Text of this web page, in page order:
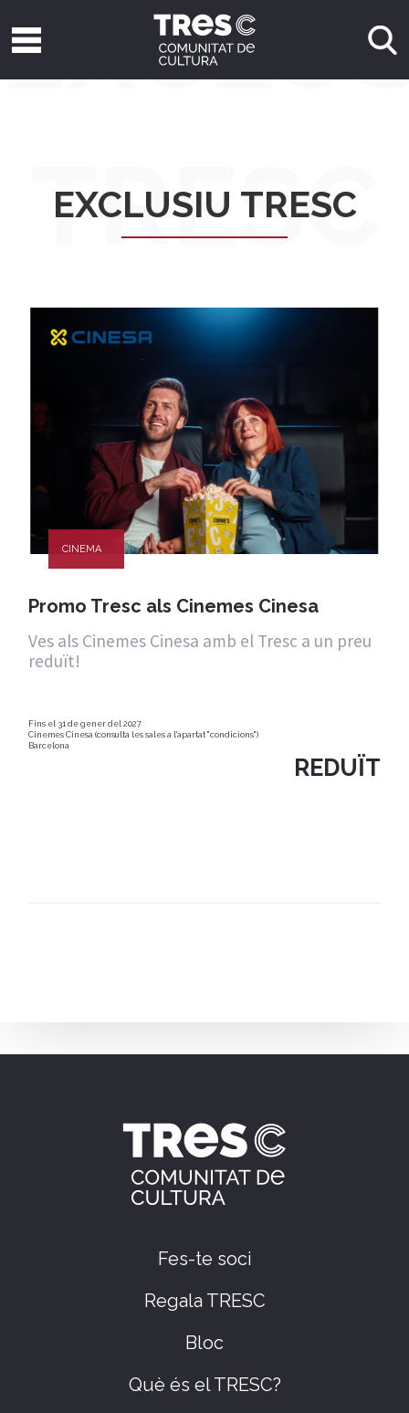
TRESC
EXCLUSIU TRESC
CINEMA
Promo Tresc als Cinemes Cinesa
Ves als Cinemes Cinesa amb el Tresc a un preu
reduït!
Fins el 31 de gener del 2027
Cinemes Cinesa (consulta les sales a l'apartat "condicions")
Barcelona
REDUÏT
Fes-te soci
Regala TRESC
Bloc
Què és el TRESC?